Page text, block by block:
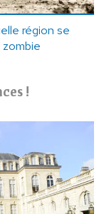
région se
!